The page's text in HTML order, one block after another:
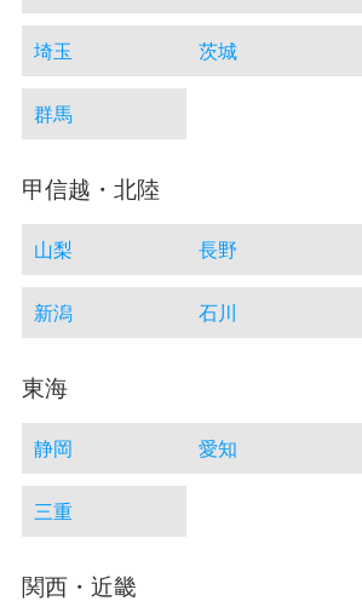
埼玉 茨城
群馬
甲信越・北陸
山梨 長野
新潟 石川
東海
静岡 愛知
三重
関西・近畿